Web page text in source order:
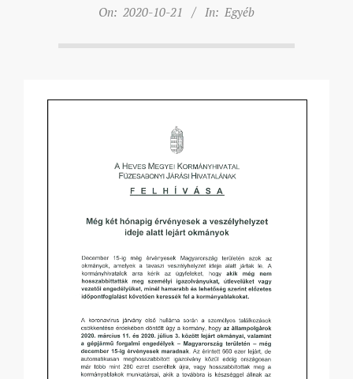
On: 2020-10-21 In: Egyéb